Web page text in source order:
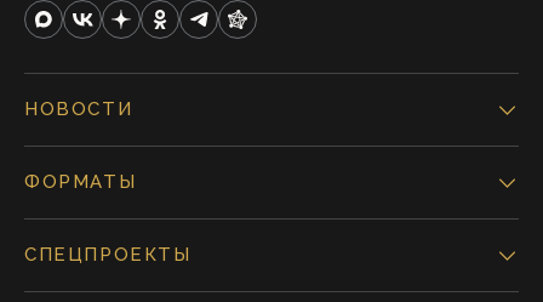
НОВОСТИ
ФОРМАТЫ
СПЕЦПРОЕКТЫ